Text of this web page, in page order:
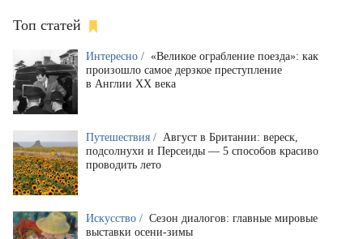
Топ статей
Интересно / «Великое ограбление поезда»: как
произошло самое дерзкое преступление
в Англии XX века
Путешествия / Август в Британии: вереск,
подсолнухи и Персеиды — 5 способов красиво
проводить лето
Искусство / Сезон диалогов: главные мировые
выставки осени-зимы